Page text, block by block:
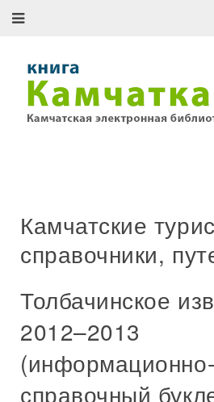
Камчатские
справочники,
Толбачинское
2012–2013
(информационно-
справочный